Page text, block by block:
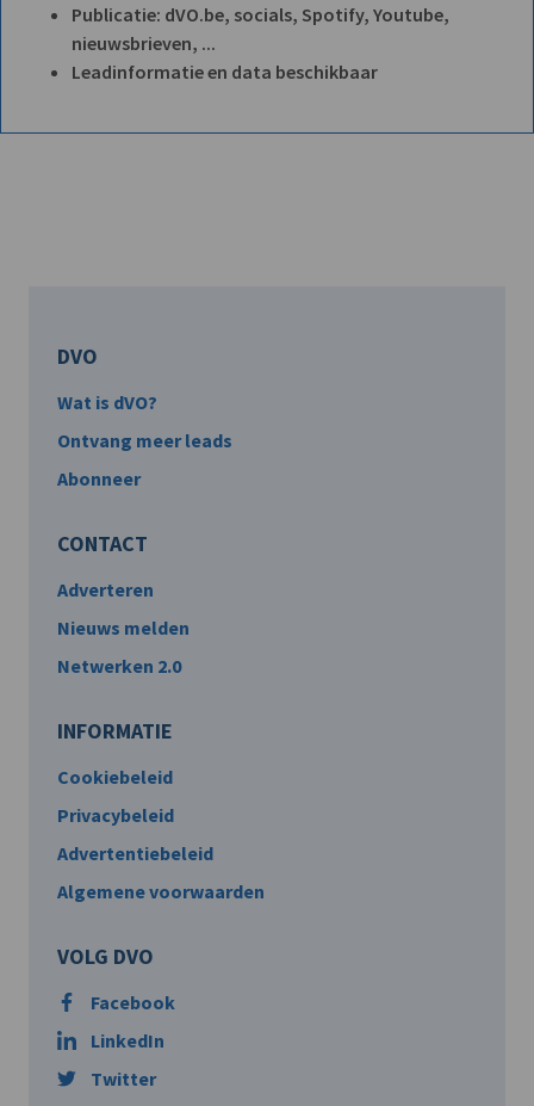
Publicatie: dVO.be, socials, Spotify, Youtube,
nieuwsbrieven, ...
Leadinformatie en data beschikbaar
DVO
Wat is dVO?
Ontvang meer leads
Abonneer
CONTACT
Adverteren
Nieuws melden
Netwerken 2.0
INFORMATIE
Cookiebeleid
Privacybeleid
Advertentiebeleid
Algemene voorwaarden
VOLG DVO
Facebook
LinkedIn
Twitter